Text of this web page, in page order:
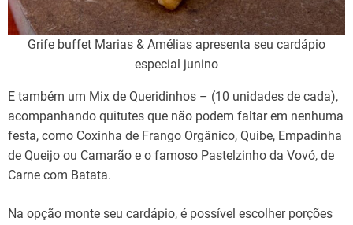
Grife buffet Marias & Amélias apresenta seu cardápio
especial junino
E também um Mix de Queridinhos – (10 unidades de cada),
acompanhando quitutes que não podem faltar em nenhuma
festa, como Coxinha de Frango Orgânico, Quibe, Empadinha
de Queijo ou Camarão e o famoso Pastelzinho da Vovó, de
Carne com Batata.
Na opção monte seu cardápio, é possível escolher porções